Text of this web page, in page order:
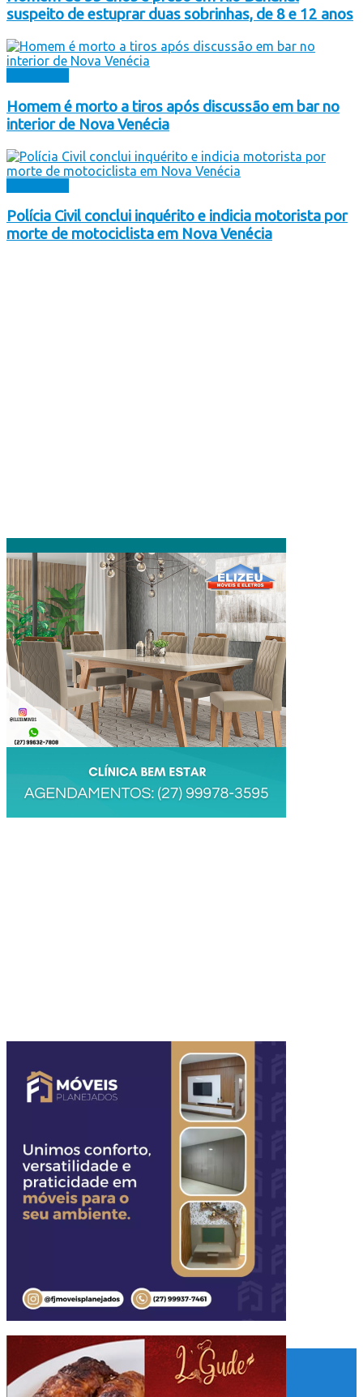
suspeito de estuprar duas sobrinhas, de 8 e 12 anos
Homem é morto a tiros após discussão em bar no
interior de Nova Venécia
Polícia Civil conclui inquérito e indicia motorista por
morte de motociclista em Nova Venécia
Home
Quem Somos
Fale Conosco